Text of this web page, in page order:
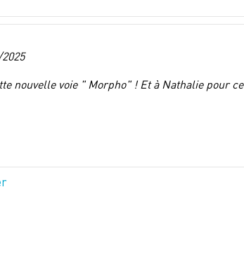
nouvelle voie " Morpho" ! Et à Nathalie pour ce